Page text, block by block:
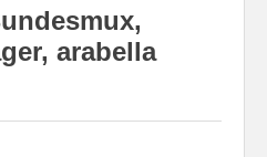
arabella